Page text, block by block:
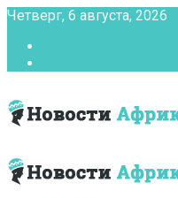
Четверг, 6 августа, 2026